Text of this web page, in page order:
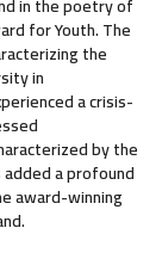
for Youth. The
the
in
a crisis-
by the
a profound
award-winning